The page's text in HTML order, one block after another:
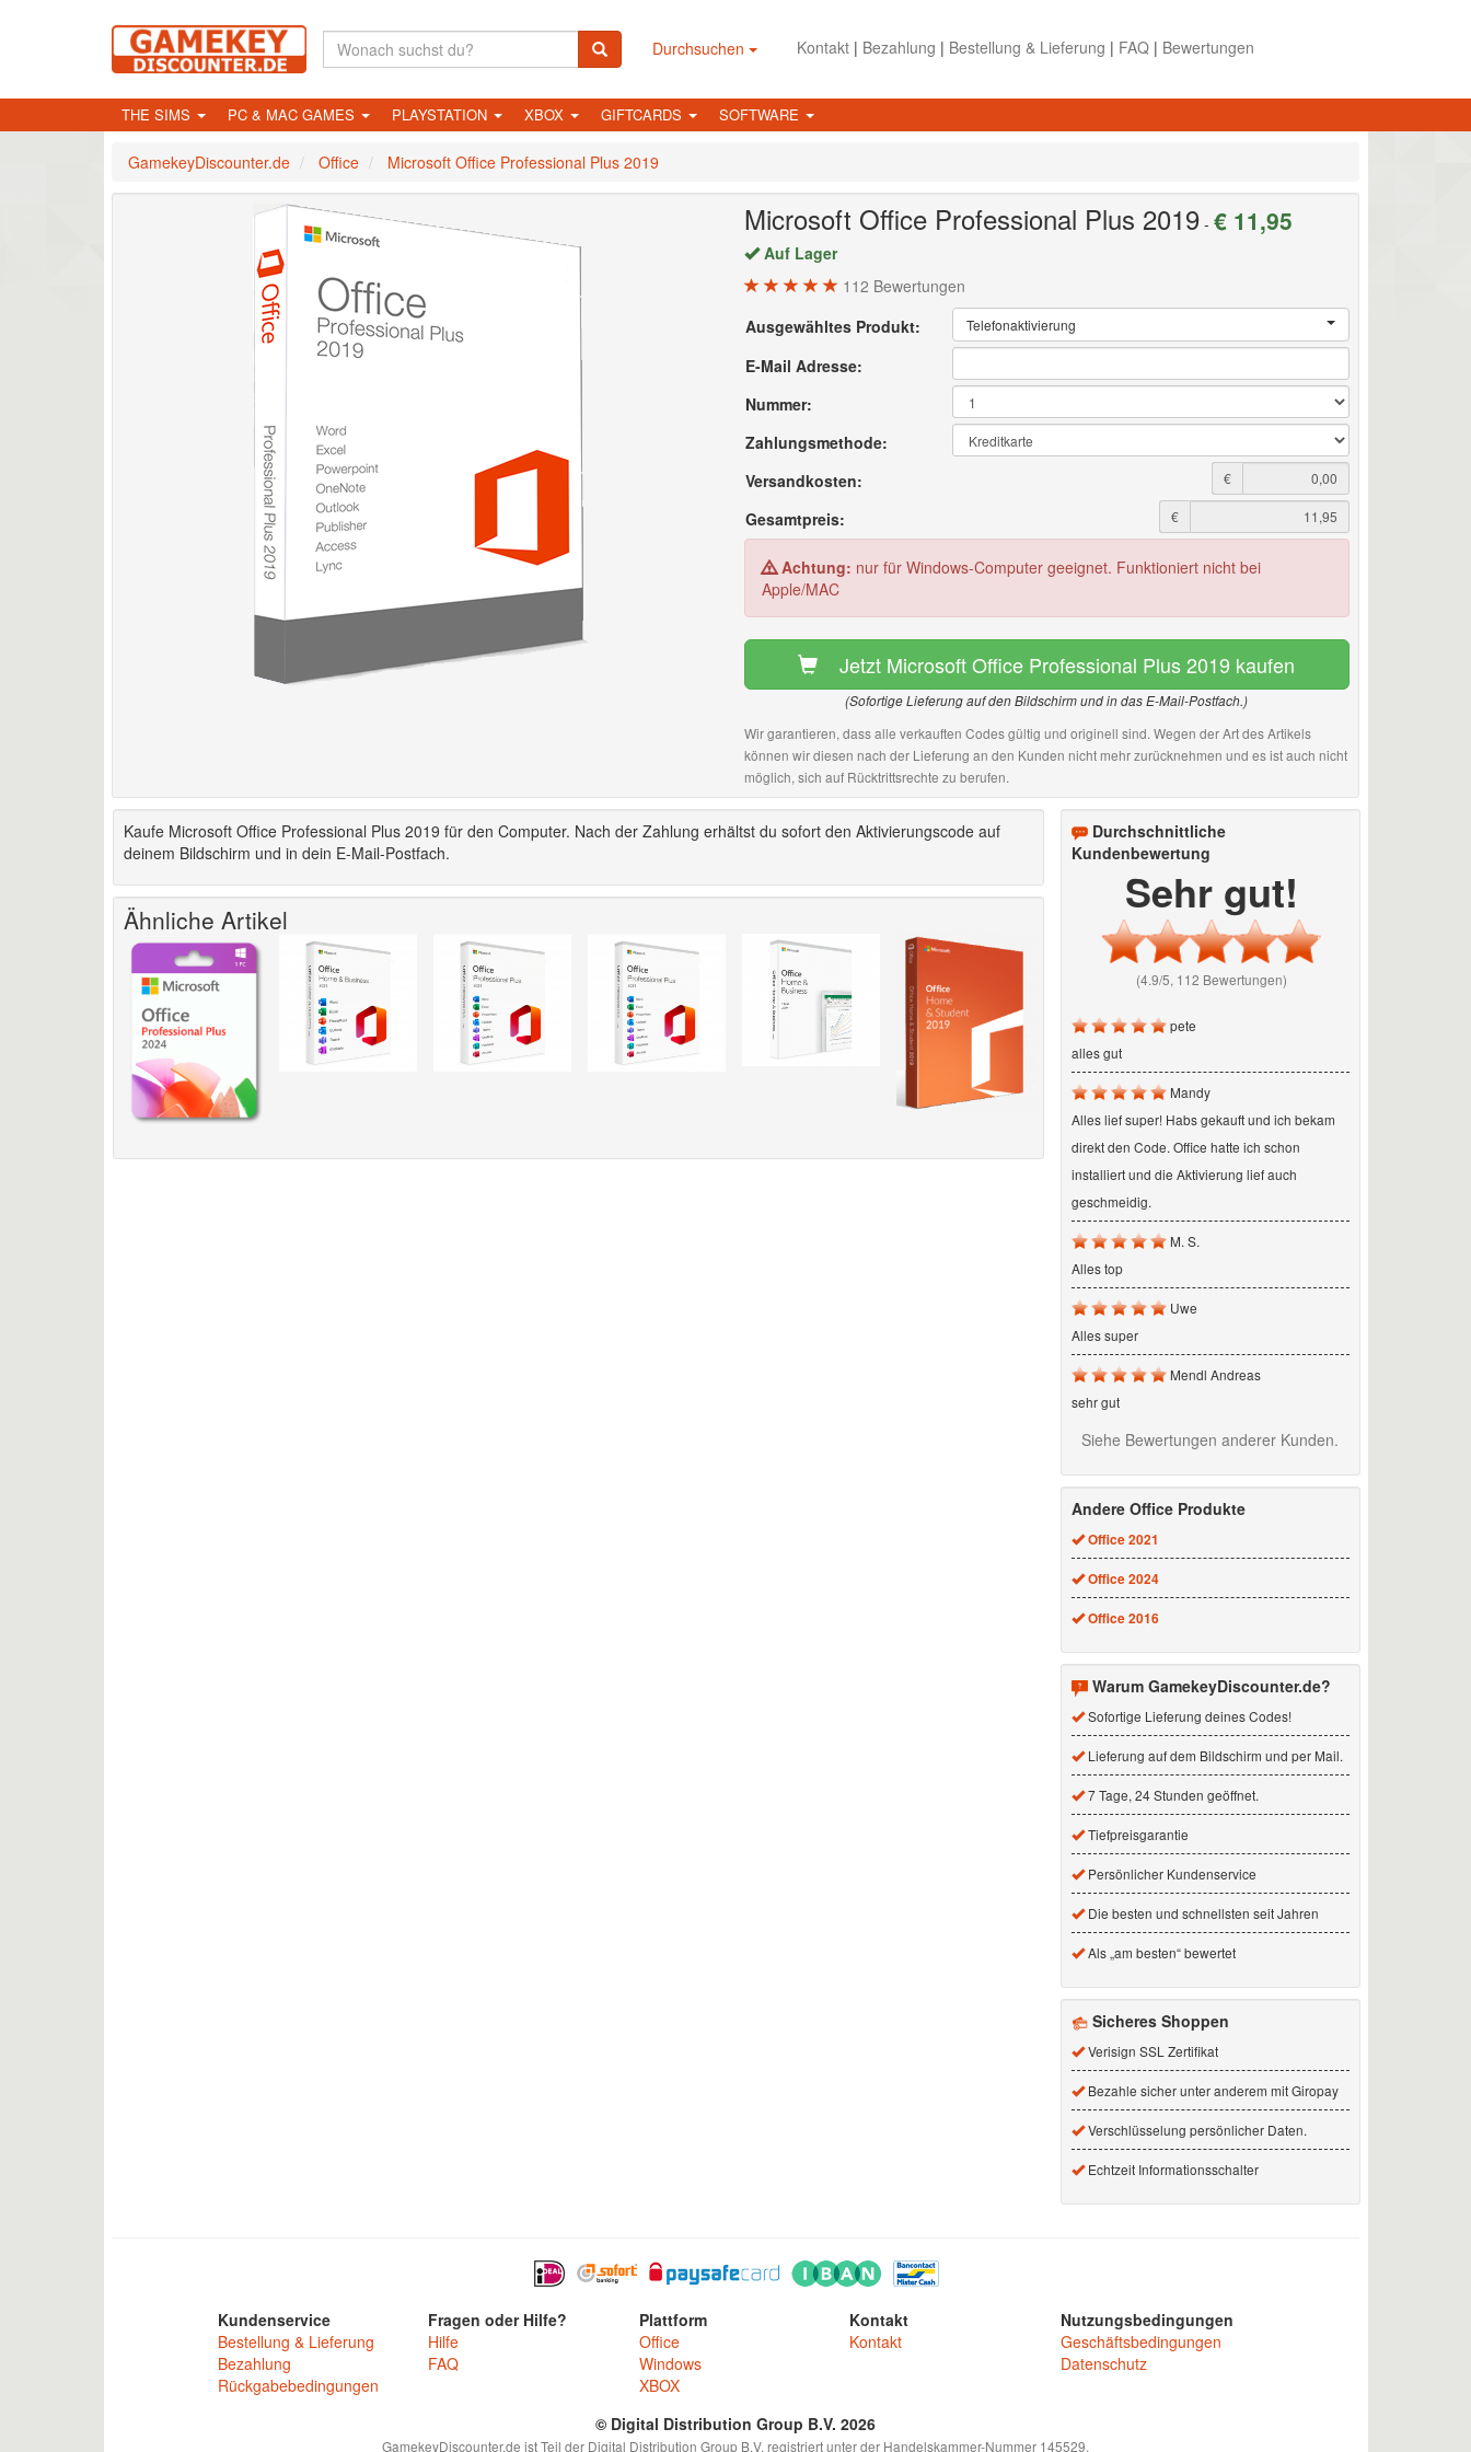
Durchsuchen Kontakt| Bezahlung | Bestellung & Lieferung | FAQ| Bewertungen
THE SIMS PC & MAC GAMES PLAYSTATION XBOX GIFTCARDS SOFTWARE
GamekeyDiscounter.de Office Microsoft Office Professional Plus 2019
Microsoft Office Professional Plus 2019 - € 11,95
Auf Lager
112 Bewertungen
Ausgewähltes Produkt:
Telefonaktivierung
E-Mail Adresse:
Nummer:
Zahlungsmethode:
Versandkosten:
€
Gesamtpreis: €
Achtung: nur für Windows-Computer geeignet. Funktioniert nicht bei
Apple/MAC
Jetzt Microsoft Office Professional Plus 2019 kaufen
(Sofortige Lieferung auf den Bildschirm und in das E-Mail-Postfach.)
Wir garantieren, dass alle verkauften Codes gültig und originell sind. Wegen der Art des Artikels
können wir diesen nach der Lieferung an den Kunden nicht mehr zurücknehmen und es ist auch nicht
möglich, sich auf Rücktrittsrechte zu berufen.
Kaufe Microsoft Office Professional Plus 2019 für den Computer. Nach der Zahlung erhältst du sofort den Aktivierungscode auf
deinem Bildschirm und in dein E-Mail-Postfach.
Ähnliche Artikel
Durchschnittliche
Kundenbewertung
Sehr gut!
(4.9/5, 112 Bewertungen)
pete
alles gut
Mandy
Alles lief super! Habs gekauft und ich bekam
direkt den Code. Office hatte ich schon
installiert und die Aktivierung lief auch
geschmeidig.
M. S.
Alles top
Uwe
Alles super
Mendl Andreas
sehr gut
Siehe Bewertungen anderer Kunden.
Andere Office Produkte
Office 2021
Office 2024
Office 2016
Warum GamekeyDiscounter.de?
Sofortige Lieferung deines Codes!
Lieferung auf dem Bildschirm und per Mail.
7 Tage, 24 Stunden geöffnet.
Tiefpreisgarantie
Persönlicher Kundenservice
Die besten und schnellsten seit Jahren
Als „am besten“ bewertet
Sicheres Shoppen
Verisign SSL Zertifikat
Bezahle sicher unter anderem mit Giropay
Verschlüsselung persönlicher Daten.
Echtzeit Informationsschalter
Kundenservice
Bestellung & Lieferung
Bezahlung
Rückgabebedingungen
Fragen oder Hilfe?
Hilfe
FAQ
Plattform
Office
Windows
XBOX
Kontakt
Kontakt
Nutzungsbedingungen
Geschäftsbedingungen
Datenschutz
© Digital Distribution Group B.V. 2026
GamekeyDiscounter.de ist Teil der Digital Distribution Group B.V. registriert unter der Handelskammer-Nummer 145529.